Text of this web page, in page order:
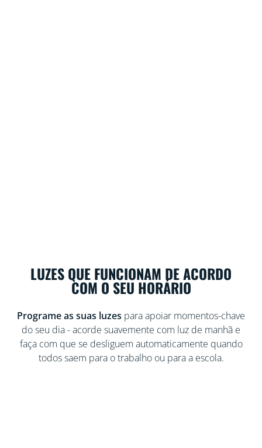
LUZES QUE FUNCIONAM DE ACORDO
COM O SEU HORÁRIO
Programe as suas luzes para apoiar momentos-chave
do seu dia - acorde suavemente com luz de manhã e
faça com que se desliguem automaticamente quando
todos saem para o trabalho ou para a escola.